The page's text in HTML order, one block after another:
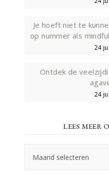
Je hoeft niet te
op nummer als
24
Ontdek de
24
LEES MEER
meer